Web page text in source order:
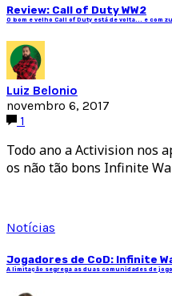
Review: Call of Duty WW2
O bom e velho Call of Duty está de volta... e com
Luiz Belonio
novembro 6, 2017
1
Todo ano a Activision nos
os não tão bons Infinite
Notícias
Jogadores de CoD: Infinite
A limitação segrega as duas comunidades de jogo